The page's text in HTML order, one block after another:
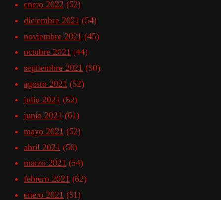
enero 2022 (52)
diciembre 2021 (54)
noviembre 2021 (45)
octubre 2021 (44)
septiembre 2021 (50)
agosto 2021 (52)
julio 2021 (52)
junio 2021 (61)
mayo 2021 (52)
abril 2021 (50)
marzo 2021 (54)
febrero 2021 (62)
enero 2021 (51)